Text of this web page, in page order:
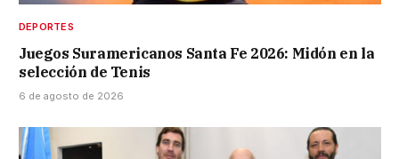
DEPORTES
Juegos Suramericanos Santa Fe 2026: Midón en la
selección de Tenis
6 de agosto de 2026